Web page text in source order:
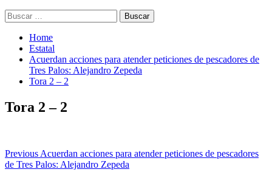
Buscar:
Home
Estatal
Acuerdan acciones para atender peticiones de pescadores de
Tres Palos: Alejandro Zepeda
Tora 2 – 2
Tora 2 – 2
Post
Previous Acuerdan acciones para atender peticiones de pescadores
de Tres Palos: Alejandro Zepeda